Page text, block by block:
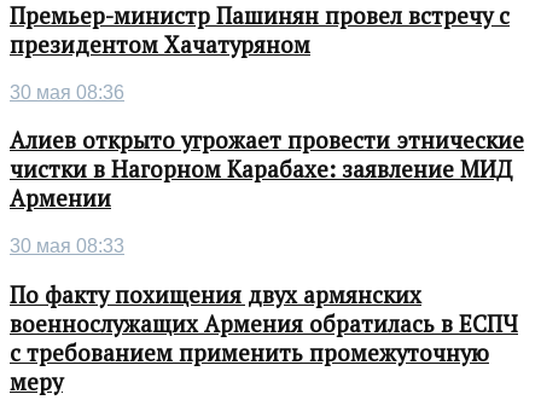
Премьер-министр Пашинян провел встречу с
президентом Хачатуряном
30 мая 08:36
Алиев открыто угрожает провести этнические
чистки в Нагорном Карабахе: заявление МИД
Армении
30 мая 08:33
По факту похищения двух армянских
военнослужащих Армения обратилась в ЕСПЧ
с требованием применить промежуточную
меру